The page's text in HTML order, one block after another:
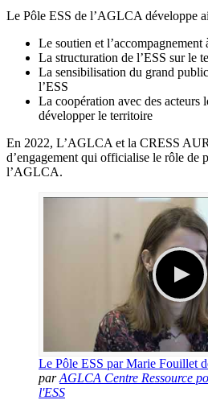
Le Pôle ESS de l’AGLCA développe
Le soutien et l’accompagnement
La structuration de l’ESS sur le
La sensibilisation du grand
l’ESS
La coopération avec des acteurs
développer le territoire
En 2022, L’AGLCA et la CRESS
d’engagement qui officialise le rôle de
l’AGLCA.
Le Pôle ESS par Marie Fouillet
parAGLCA Centre Ressource
l'ESS